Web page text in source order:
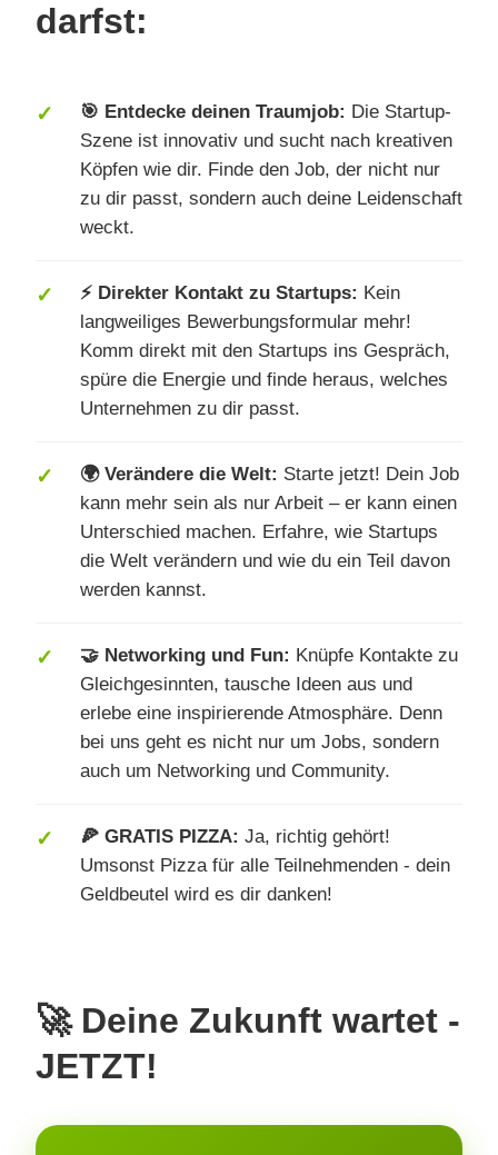
darfst:
🎯 Entdecke deinen Traumjob: Die Startup-
Szene ist innovativ und sucht nach kreativen
Köpfen wie dir. Finde den Job, der nicht nur
zu dir passt, sondern auch deine Leidenschaft
weckt.
⚡ Direkter Kontakt zu Startups: Kein
langweiliges Bewerbungsformular mehr!
Komm direkt mit den Startups ins Gespräch,
spüre die Energie und finde heraus, welches
Unternehmen zu dir passt.
🌍 Verändere die Welt: Starte jetzt! Dein Job
kann mehr sein als nur Arbeit – er kann einen
Unterschied machen. Erfahre, wie Startups
die Welt verändern und wie du ein Teil davon
werden kannst.
🤝 Networking und Fun: Knüpfe Kontakte zu
Gleichgesinnten, tausche Ideen aus und
erlebe eine inspirierende Atmosphäre. Denn
bei uns geht es nicht nur um Jobs, sondern
auch um Networking und Community.
🍕 GRATIS PIZZA: Ja, richtig gehört!
Umsonst Pizza für alle Teilnehmenden - dein
Geldbeutel wird es dir danken!
🚀 Deine Zukunft wartet -
JETZT!